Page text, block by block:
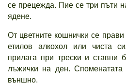
се прецежда. Пие се три пъти
ядене.
От цветните кошнички се
етилов алкохол или чиста
прилага при трески и ставни
лъжички на ден. Споменатата
външно.